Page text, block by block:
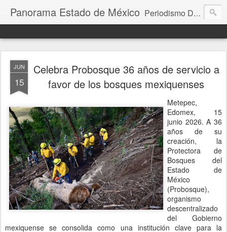
Panorama Estado de México Periodismo Digital
JUN
15
Celebra Probosque 36 años de servicio a
favor de los bosques mexiquenses
Metepec,
Edomex, 15
junio 2026. A 36
años de su
creación, la
Protectora de
Bosques del
Estado de
México
(Probosque),
organismo
descentralizado
del Gobierno
mexiquense se consolida como una institución clave para la